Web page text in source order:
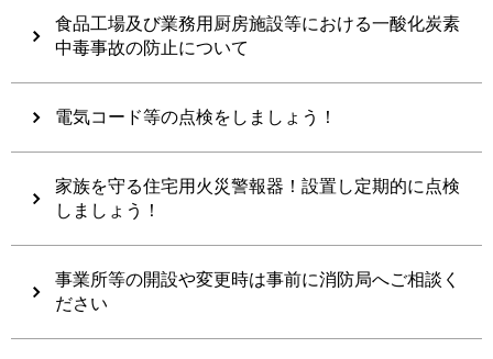
食品工場及び業務用厨房施設等における一酸化炭素
中毒事故の防止について
電気コード等の点検をしましょう！
家族を守る住宅用火災警報器！設置し定期的に点検
しましょう！
事業所等の開設や変更時は事前に消防局へご相談く
ださい